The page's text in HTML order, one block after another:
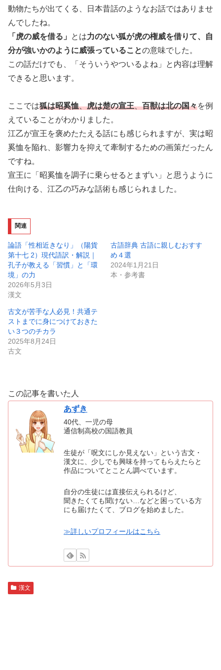
動物たちが出てくる、日本昔話のようなお話ではありませ
んでしたね。
「虎の威を借る」
とは力のない狐が虎の権威を借りて、自
分が強いかのように威張っていることの意味でした。
この話だけでも、「そういうやついるよね」と内容は理解
できると思います。
ここでは狐は昭奚恤、虎は楚の宣王、百獣は北の国々を例
えていることがわかりました。
江乙が宣王を褒めたたえる話にも感じられますが、実は昭
奚恤を陥れ、影響力を抑えて牽制するための画策だったん
ですね。
宣王に「昭奚恤を調子に乗らせるとまずい」と思うように
仕向ける、江乙の巧みな話術も感じられました。
関連
論語「性相近きなり」（陽貨
第十七 2）現代語訳・解説｜
孔子が教える「習慣」と「環
境」の力
2026年5月3日
漢文
古語辞典 古語に親しむおすす
め４選
2024年1月21日
本・参考書
古文が苦手な人必見！共通テ
ストまでに身につけておきた
い３つのチカラ
2025年8月24日
古文
この記事を書いた人
あずき
40代、一児の母
通信制高校の国語教員
生徒が「呪文にしか見えない」という古文・
漢文に、少しでも興味を持ってもらえたらと
作品についてとことん調べています。
自分の生徒には直接伝えられるけど、
聞きたくても聞けない…などと困っている方
にも届けたくて、ブログを始めました。
≫詳しいプロフィールはこちら
漢文